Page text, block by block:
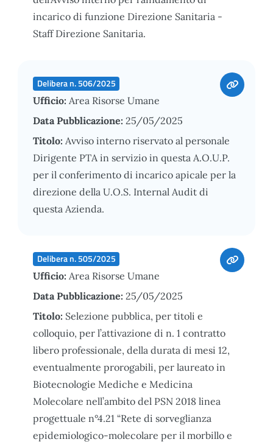
incarico di funzione Direzione Sanitaria -
Staff Direzione Sanitaria.
Delibera n. 506/2025
Ufficio: Area Risorse Umane
Data Pubblicazione: 25/05/2025
Titolo: Avviso interno riservato al personale
Dirigente PTA in servizio in questa A.O.U.P.
per il conferimento di incarico apicale per la
direzione della U.O.S. Internal Audit di
questa Azienda.
Delibera n. 505/2025
Ufficio: Area Risorse Umane
Data Pubblicazione: 25/05/2025
Titolo: Selezione pubblica, per titoli e
colloquio, per l’attivazione di n. 1 contratto
libero professionale, della durata di mesi 12,
eventualmente prorogabili, per laureato in
Biotecnologie Mediche e Medicina
Molecolare nell’ambito del PSN 2018 linea
progettuale n°4.21 “Rete di sorveglianza
epidemiologico-molecolare per il morbillo e